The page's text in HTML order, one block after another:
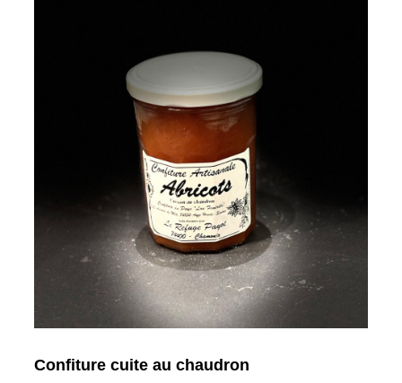
Confiture cuite au chaudron